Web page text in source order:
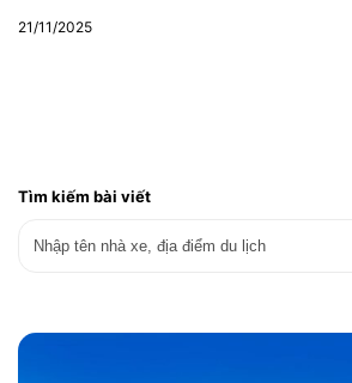
21/11/2025
Tìm kiếm bài viết